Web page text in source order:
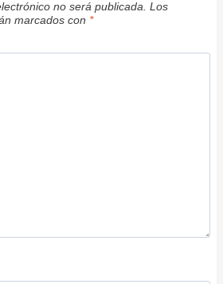
no será publicada. Los
marcados con *